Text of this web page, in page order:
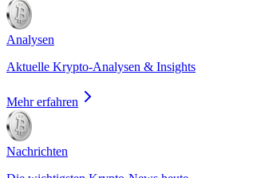
Analysen
Aktuelle Krypto-Analysen & Insights
Mehr erfahren
Nachrichten